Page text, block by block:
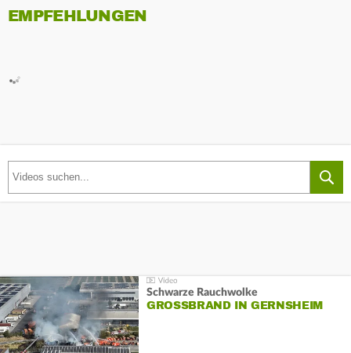
EMPFEHLUNGEN
Schwarze Rauchwolke
GROSSBRAND IN GERNSHEIM